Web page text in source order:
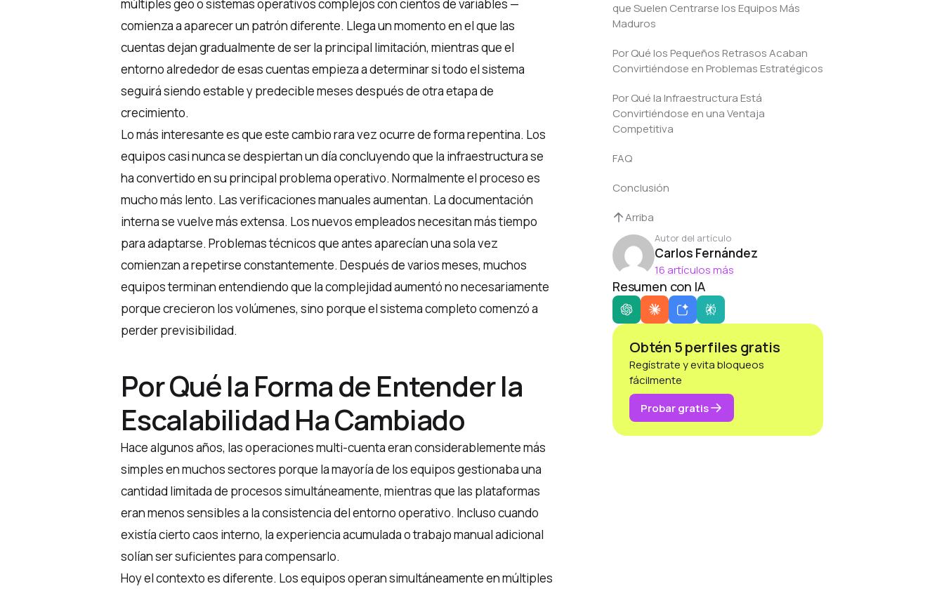
múltiples geo o sistemas operativos complejos con cientos de variables —
comienza a aparecer un patrón diferente. Llega un momento en el que las
cuentas dejan gradualmente de ser la principal limitación, mientras que el
entorno alrededor de esas cuentas empieza a determinar si todo el sistema
seguirá siendo estable y predecible meses después de otra etapa de
crecimiento.
Lo más interesante es que este cambio rara vez ocurre de forma repentina. Los
equipos casi nunca se despiertan un día concluyendo que la infraestructura se
ha convertido en su principal problema operativo. Normalmente el proceso es
mucho más lento. Las verificaciones manuales aumentan. La documentación
interna se vuelve más extensa. Los nuevos empleados necesitan más tiempo
para adaptarse. Problemas técnicos que antes aparecían una sola vez
comienzan a repetirse constantemente. Después de varios meses, muchos
equipos terminan entendiendo que la complejidad aumentó no necesariamente
porque crecieron los volúmenes, sino porque el sistema completo comenzó a
perder previsibilidad.
Por Qué la Forma de Entender la
Escalabilidad Ha Cambiado
Hace algunos años, las operaciones multi-cuenta eran considerablemente más
simples en muchos sectores porque la mayoría de los equipos gestionaba una
cantidad limitada de procesos simultáneamente, mientras que las plataformas
eran menos sensibles a la consistencia del entorno operativo. Incluso cuando
existía cierto caos interno, la experiencia acumulada o trabajo manual adicional
solían ser suficientes para compensarlo.
Hoy el contexto es diferente. Los equipos operan simultáneamente en múltiples
que Suelen Centrarse los Equipos Más
Maduros
Por Qué los Pequeños Retrasos Acaban
Convirtiéndose en Problemas Estratégicos
Por Qué la Infraestructura Está
Convirtiéndose en una Ventaja
Competitiva
FAQ
Conclusión
Arriba
Autor del artículo
Carlos Fernández
16 artículos más
Resumen con IA
Obtén 5 perfiles gratis
Regístrate y evita bloqueos
fácilmente
Probar gratis